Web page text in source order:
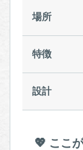
場所
特徴
設計
💖 ここ